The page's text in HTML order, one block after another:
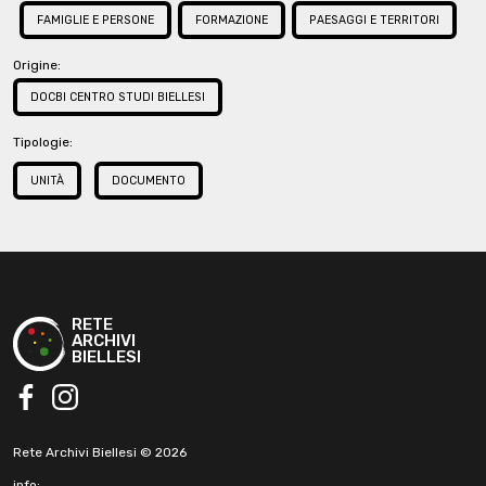
Allegati/Sottounità
Allegato disegno a china (schizzo)
FAMIGLIE E PERSONE FORMAZIONE PAESAGGI E TERRITORI
Origine:
DOCBI CENTRO STUDI BIELLESI
Tipologie:
UNITÀ DOCUMENTO
RETE
ARCHIVI
BIELLESI
Rete Archivi Biellesi © 2026